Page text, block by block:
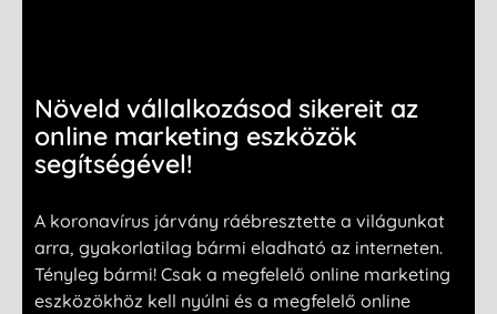
Növeld vállalkozásod sikereit az
online marketing eszközök
segítségével!
A koronavírus járvány ráébresztette a világunkat
arra, gyakorlatilag bármi eladható az interneten.
Tényleg bármi! Csak a megfelelő online marketing
eszközökhöz kell nyúlni és a megfelelő online